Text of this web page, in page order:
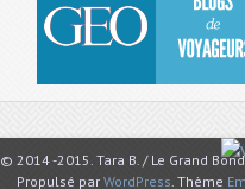
© 2014 -2015. Tara B. / Le Grand
Propulsé par WordPress. Thème